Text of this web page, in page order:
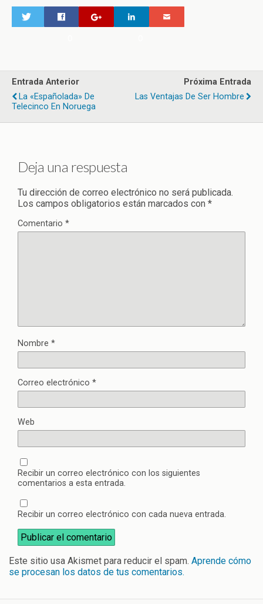
Entrada Anterior
La «españolada» De
Telecinco En Noruega
Próxima Entrada
Las Ventajas De Ser Hombre
Deja una respuesta
Tu dirección de correo electrónico no será publicada.
Los campos obligatorios están marcados con *
Comentario *
Nombre *
Correo electrónico *
Web
Recibir un correo electrónico con los siguientes
comentarios a esta entrada.
Recibir un correo electrónico con cada nueva entrada.
Este sitio usa Akismet para reducir el spam. Aprende cómo
se procesan los datos de tus comentarios.